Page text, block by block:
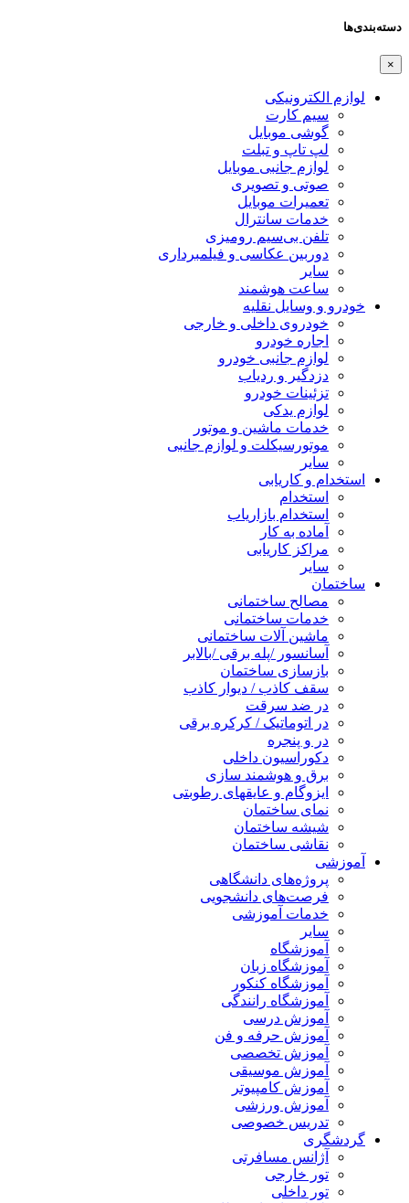
دسته‌بندی‌ها
×
لوازم الکترونیکی
سیم کارت
گوشی موبایل
لپ تاپ و تبلت
لوازم جانبی موبایل
صوتی و تصویری
تعمیرات موبایل
خدمات سانترال
تلفن بی‌سیم رومیزی
دوربین عکاسی و فیلمبرداری
سایر
ساعت هوشمند
خودرو و وسایل نقلیه
خودروی داخلی و خارجی
اجاره خودرو
لوازم جانبی خودرو
دزدگیر و ردیاب
تزئینات خودرو
لوازم یدکی
خدمات ماشین و موتور
موتورسیکلت و لوازم جانبی
سایر
استخدام و کاریابی
استخدام
استخدام بازاریاب
آماده به کار
مراکز کاریابی
سایر
ساختمان
مصالح ساختمانی
خدمات ساختمانی
ماشین آلات ساختمانی
آسانسور /پله برقی /بالابر
بازسازی ساختمان
سقف کاذب / دیوار کاذب
در ضد سرقت
در اتوماتیک / کرکره برقی
در و پنجره
دکوراسیون داخلی
برق و هوشمند سازی
ایزوگام و عایقهای رطوبتی
نمای ساختمان
شیشه ساختمان
نقاشی ساختمان
آموزشی
پروژه‌های دانشگاهی
فرصت‌های دانشجویی
خدمات آموزشی
سایر
آموزشگاه
آموزشگاه زبان
آموزشگاه کنکور
آموزشگاه رانندگی
آموزش درسی
آموزش حرفه و فن
آموزش تخصصی
آموزش موسیقی
آموزش کامپیوتر
آموزش ورزشی
تدریس خصوصی
گردشگری
آژانس مسافرتی
تور خارجی
تور داخلی